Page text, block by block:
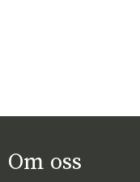
Om oss